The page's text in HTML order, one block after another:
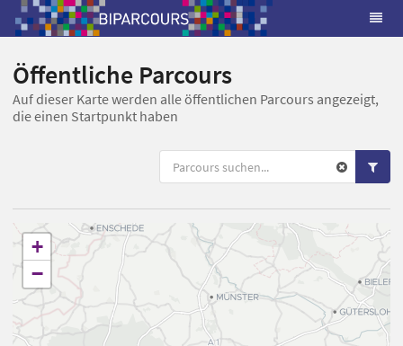
Öffentliche Parcours
Auf dieser Karte werden alle öffentlichen Parcours angezeigt,
die einen Startpunkt haben
+
−